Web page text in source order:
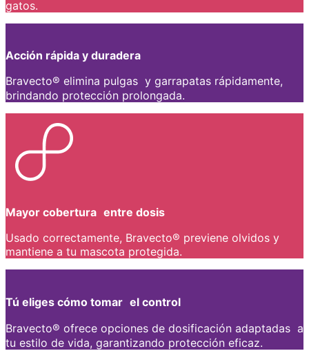
gatos.
Acción rápida y duradera
Bravecto® elimina pulgas y garrapatas rápidamente,
brindando protección prolongada.
Mayor cobertura entre dosis
Usado correctamente, Bravecto® previene olvidos y
mantiene a tu mascota protegida.
Tú eliges cómo tomar el control
Bravecto® ofrece opciones de dosificación adaptadas a
tu estilo de vida, garantizando protección eficaz.